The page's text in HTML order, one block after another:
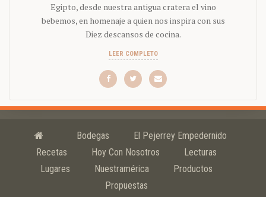
Egipto, desde nuestra antigua cratera el vino
bebemos, en homenaje a quien nos inspira con sus
Diez descansos de cocina.
LEER COMPLETO
Bodegas
El Pejerrey Empedernido
Recetas
Hoy Con Nosotros
Lecturas
Lugares
Nuestramérica
Productos
Propuestas